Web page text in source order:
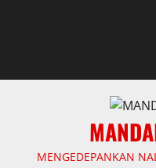
MENGEDEPANKAN